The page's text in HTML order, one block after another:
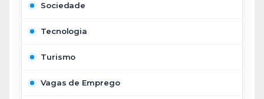
Sociedade
Tecnologia
Turismo
Vagas de Emprego